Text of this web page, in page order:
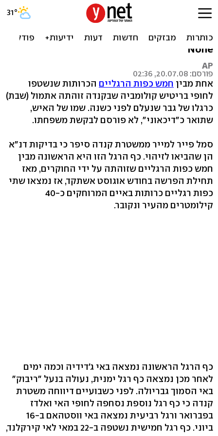
קנדה: זוהתה אחת מכפות
הרגליים הכרותות
None
AP
פורסם: 20.07.08, 02:36
אחת מבין חמש כפות הרגליים הכרותות שנשטפו
לחופי בריטיש קולומביה שבקנדה זוהתה אתמול (שבת)
כרגלו של גבר שנעלם לפני כשנה. שמו של האיש,
שתואר כ"דיכאוני", לא פורסם לבקשת משפחתו.
סמל פייר למייר ממשטרת קנדה סיפר כי בדיקות דנ"א
הן שהביאו לזיהוי. כף הרגל הזו היא הראשונה מבין
חמש כפות הרגליים שזוהתה על ידי החוקרים, מאז
תחילת הפרשה בחודש אוגוסט אשתקד, אז נמצאו שתי
כפות רגליים כרותות באיים המרוחקים כ-40
קילומטרים מהעיר ונקובר.
כף הרגל הראשונה נמצאה באי ג'דידיה וכמה ימים
לאחר מכן נמצאה כף רגל ימנית, נעולה בנעל "ריבוק"
באי הסמוך גבריולה. לפני כשבועיים דיווחה משטרת
קנדה כי כף רגל נוספת נסחפה לחופי האי ואלדז
בפברואר ורגל רביעית נמצאה באי ווסטהאם ב-16
ביוני. כף רגל חמישית נשטפה ב-22 במאי לאי קירקלנד,